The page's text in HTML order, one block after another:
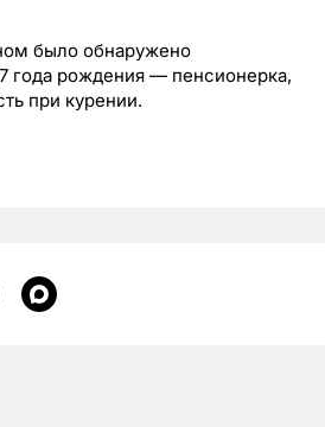
было обнаружено
года рождения — пенсионерка,
при курении.